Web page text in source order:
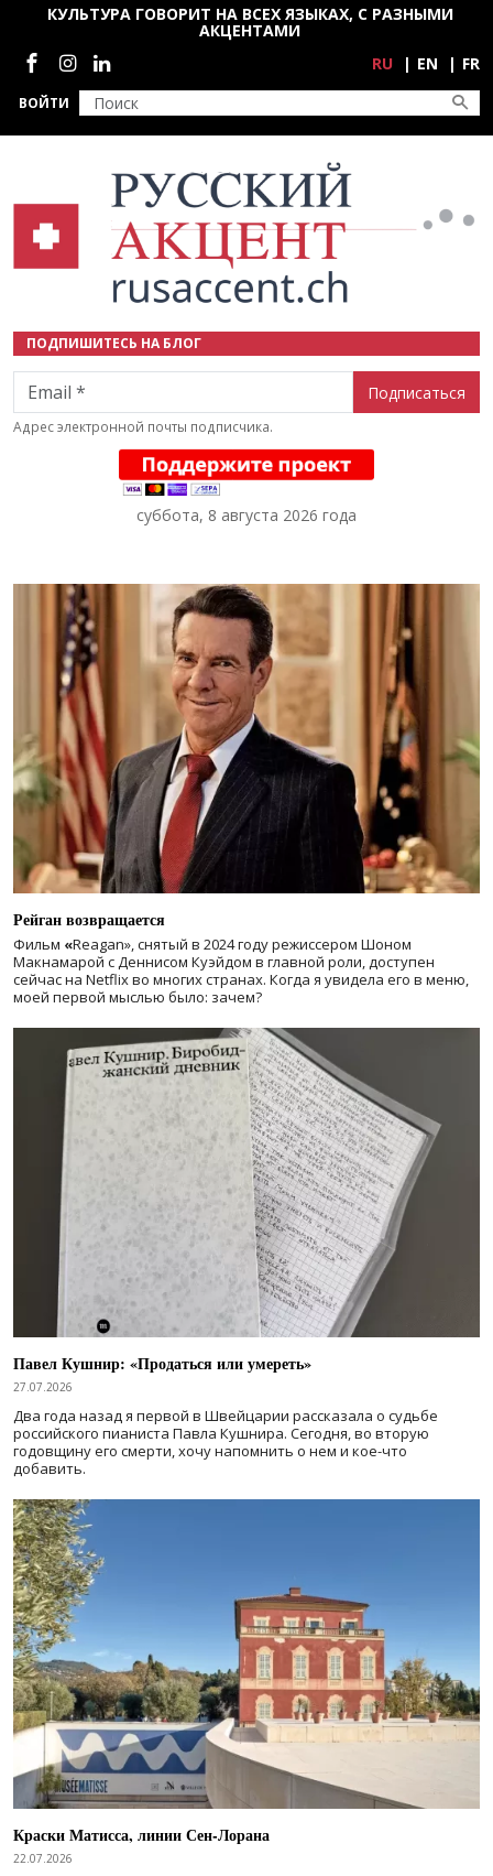
Перейти к основному содержанию
ВОЙТИ
КУЛЬТУРА ГОВОРИТ НА ВСЕХ ЯЗЫКАХ, С РАЗНЫМИ
АКЦЕНТАМИ
Социальные сети
RU EN FR
ПОДПИШИТЕСЬ НА БЛОГ
Email
Адрес электронной почты подписчика.
суббота, 8 августа 2026 года
Рейган возвращается
Фильм «Reagan», снятый в 2024 годурежиссером Шоном
Макнамарой с Деннисом Куэйдом в главной роли, доступен
сейчас на Netflix во многих странах. Когда я увидела его в меню,
моей первой мыслью было: зачем?
Павел Кушнир: «Продаться или умереть»
27.07.2026
Два года назад я первой в Швейцарии рассказала о судьбе
российского пианиста Павла Кушнира. Сегодня, во вторую
годовщину его смерти, хочу напомнить о нем и кое-что
добавить.
Краски Матисса, линии Сен-Лорана
22.07.2026